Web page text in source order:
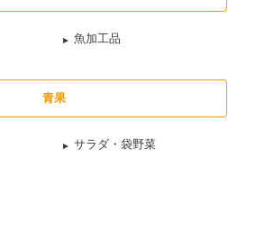
魚加工品
青果
サラダ・袋野菜